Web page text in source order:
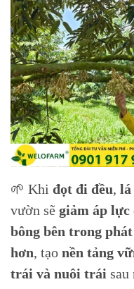
🌱 Khi đọt đi đều, lá
vườn sẽ giảm áp lực
bông bên trong
hơn, tạo nền tảng
trái và nuôi trái sau